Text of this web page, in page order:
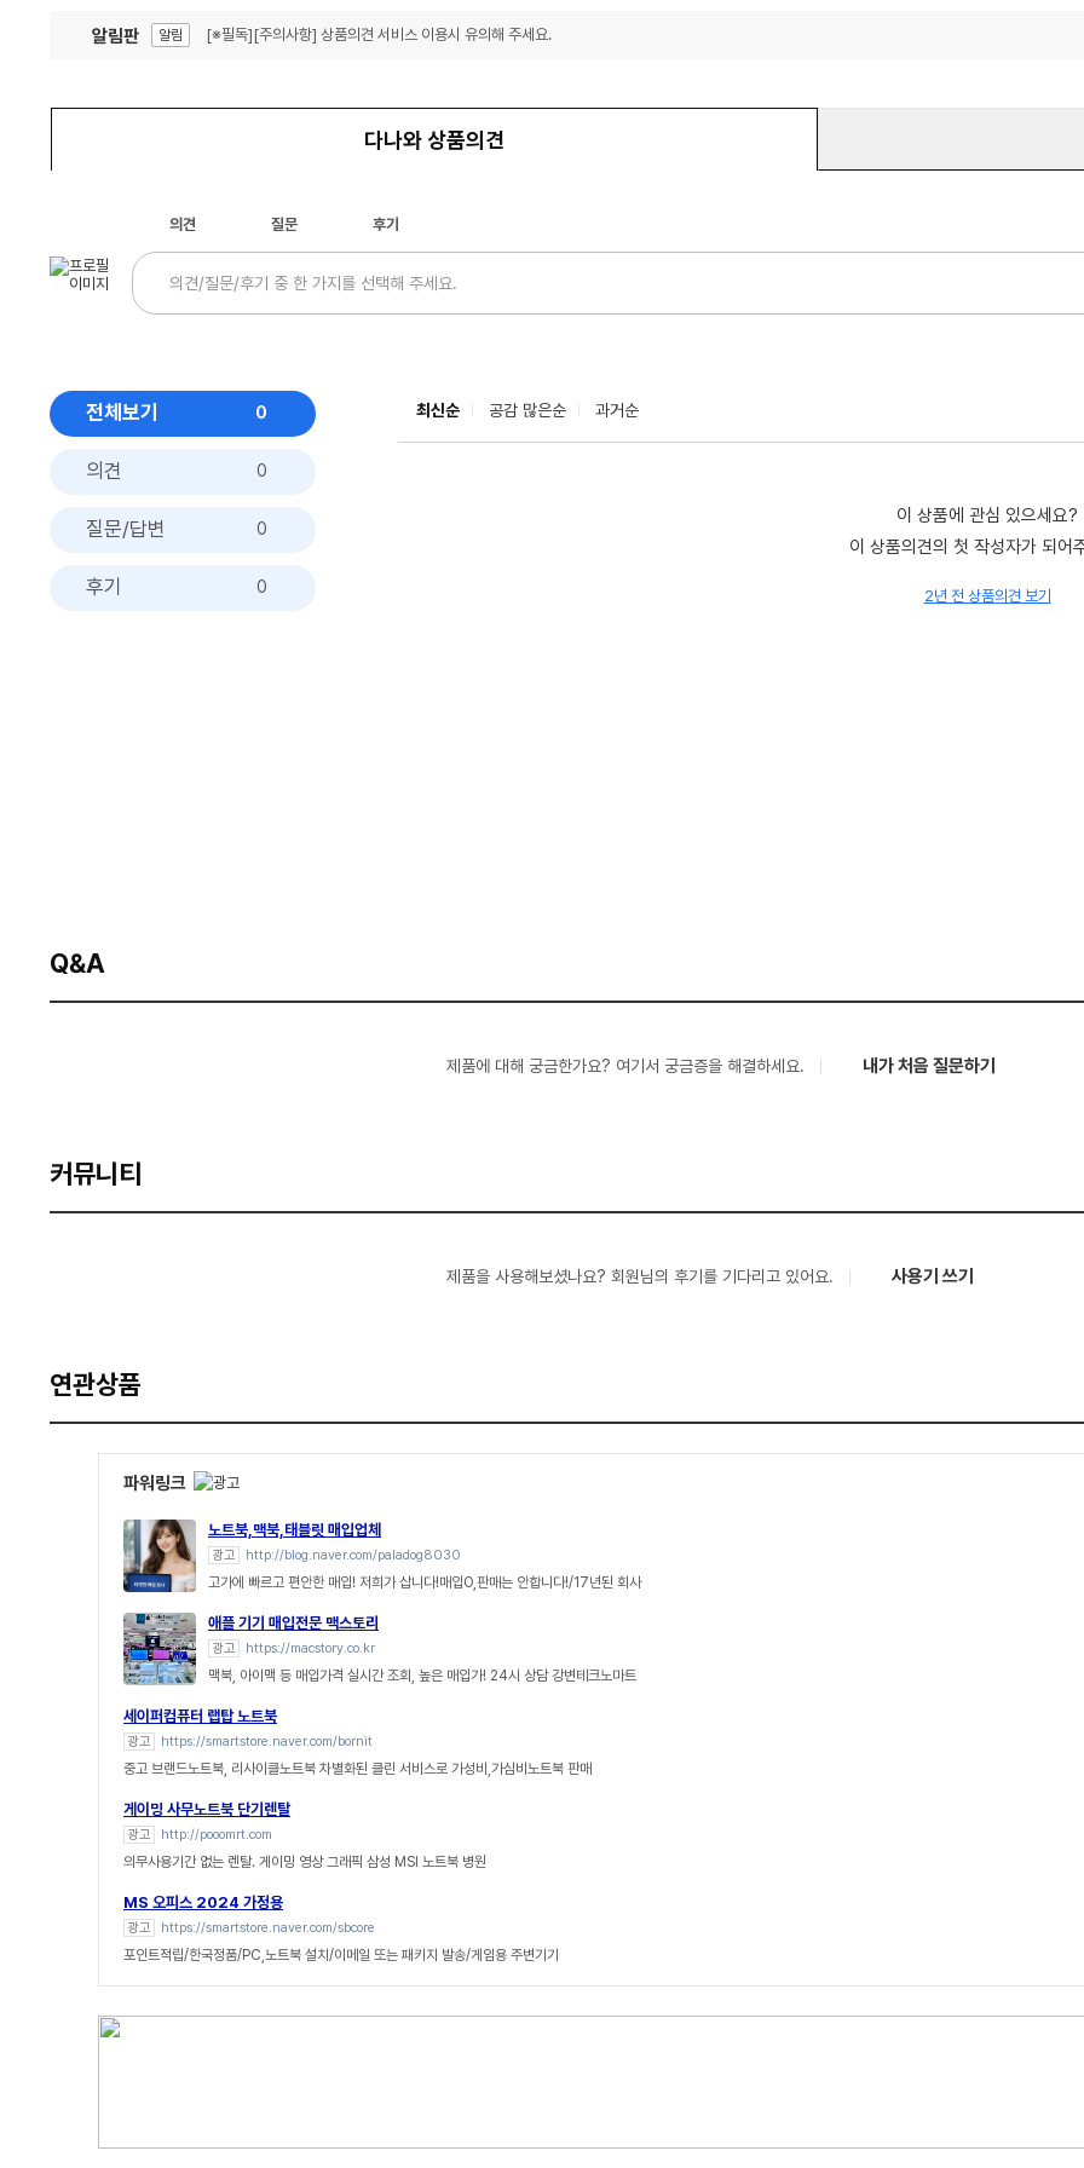
알림판 알림 [※필독][주의사항] 상품의견 서비스 이용시 유의해 주세요.
다나와 상품의견
의견 질문 후기
전체보기 0
의견 0
질문/답변 0
후기 0
최신순 공감 많은순 과거순
이 상품에 관심 있으세요?
이 상품의견의 첫 작성자가 되어
2년 전 상품의견 보기
Q&A
제품에 대해 궁금한가요? 여기서 궁금증을 해결하세요. 내가 처음 질문하기
커뮤니티
제품을 사용해보셨나요? 회원님의 후기를 기다리고 있어요. 사용기 쓰기
연관상품
파워링크
노트북,맥북,태블릿 매입업체
광고 http://blog.naver.com/paladog8030
고가에 빠르고 편안한 매입! 저희가 삽니다!매입O,판매는 안합니다!/17년된 회사
애플 기기 매입전문 맥스토리
광고 https://macstory.co.kr
맥북, 아이맥 등 매입가격 실시간 조회, 높은 매입가! 24시 상담 강변테크노마트
세이퍼컴퓨터 랩탑 노트북
광고 https://smartstore.naver.com/bornit
중고 브랜드노트북, 리사이클노트북 차별화된 클린 서비스로 가성비,가심비노트북 판매
게이밍 사무노트북 단기렌탈
광고 http://pooomrt.com
의무사용기간 없는 렌탈. 게이밍 영상 그래픽 삼성 MSI 노트북 병원
MS 오피스 2024 가정용
광고 https://smartstore.naver.com/sbcore
포인트적립/한국정품/PC,노트북 설치/이메일 또는 패키지 발송/게임용 주변기기